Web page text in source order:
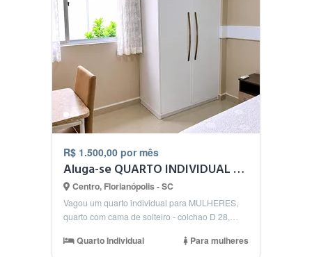
R$ 1.500,00 por mês
Aluga-se QUARTO INDIVIDUAL em prédio no centro de Floripa
Centro, Florianópolis - SC
Vagou um quarto individual para MULHERES,
quarto com cama de solteiro - colchao D 28,
Quarto Individual Para mulheres